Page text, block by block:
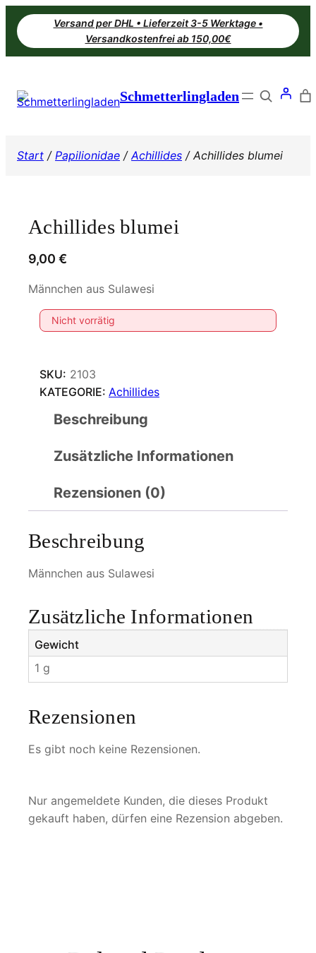
Zum
Inhalt
springen
Versand per DHL • Lieferzeit 3-5 Werktage •
Versandkostenfrei ab 150,00€
Schmetterlingladen Search
Start / Papilionidae /Achillides / Achillides blumei
Achillides blumei
9,00 €
Männchen aus Sulawesi
Nicht vorrätig
SKU: 2103
KATEGORIE: Achillides
Beschreibung
Zusätzliche Informationen
Rezensionen (0)
Beschreibung
Männchen aus Sulawesi
Zusätzliche Informationen
Gewicht
1 g
Rezensionen
Es gibt noch keine Rezensionen.
Nur angemeldete Kunden, die dieses Produkt
gekauft haben, dürfen eine Rezension abgeben.